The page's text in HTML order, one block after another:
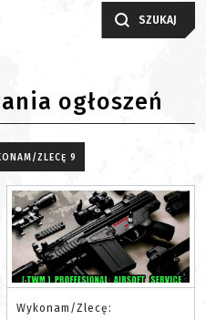
SZUKAJ
ogłoszeń
ZLECĘ 9
Wykonam/Zlecę: